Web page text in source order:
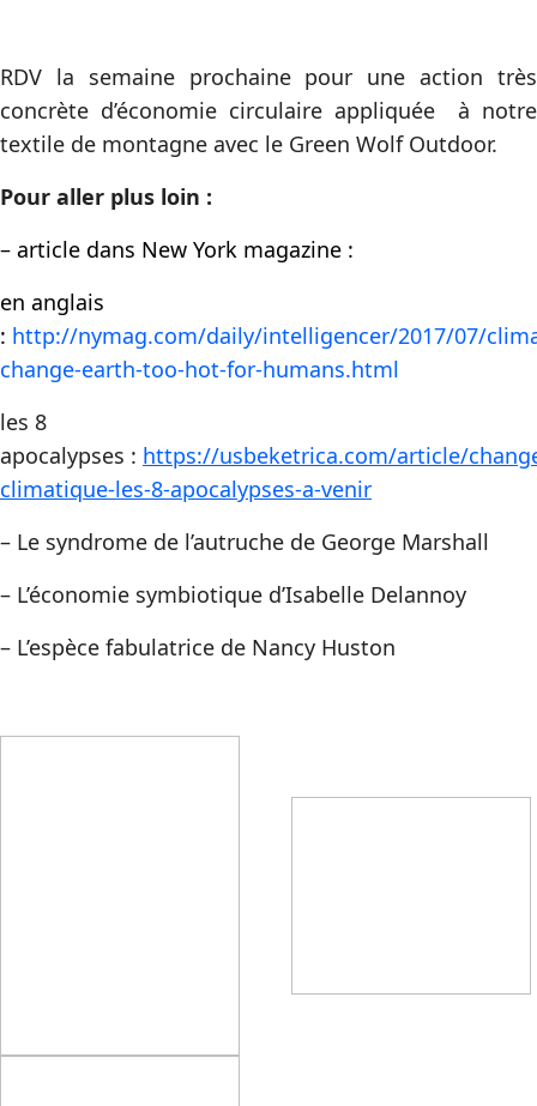
RDV la semaine prochaine pour une action très
concrète d’économie circulaire appliquée à notre
textile de montagne avec le Green Wolf Outdoor.
Pour aller plus loin :
– article dans New York magazine :
en anglais
: http://nymag.com/daily/intelligencer/2017/07/
change-earth-too-hot-for-humans.html
les 8
apocalypses : https://usbeketrica.com/article/
climatique-les-8-apocalypses-a-venir
– Le syndrome de l’autruche de George Marshall
– L’économie symbiotique d’Isabelle Delannoy
– L’espèce fabulatrice de Nancy Huston